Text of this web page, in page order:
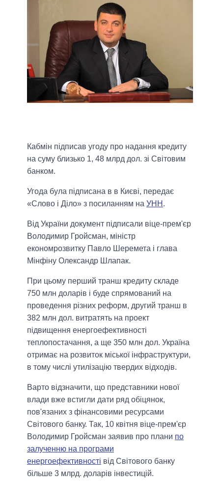
Кабмін підписав угоду про надання кредиту
на суму близько 1, 48 млрд дол. зі Світовим
банком.
Угода була підписана в в Києві, передає
«Слово і Діло» з посиланням на УНН .
Від України документ підписали віце-прем'єр
Володимир Гройсман, міністр
економрозвитку Павло Шеремета і глава
Мінфіну Олександр Шлапак.
При цьому перший транш кредиту складе
750 млн доларів і буде спрямований на
проведення різних реформ, другий транш в
382 млн дол. витратять на проект
підвищення енергоефективності
теплопостачання, а ще 350 млн дол. Україна
отримає на розвиток міської інфраструктури,
в тому числі утилізацію твердих відходів.
Варто відзначити, що представники нової
влади вже встигли дати ряд обіцянок,
пов'язаних з фінансовими ресурсами
Світового банку. Так, 10 квітня віце-прем'єр
Володимир Гройсман заявив про плани по
залученню на програми
енергоефективності від Світового банку
більше 3 млрд. доларів інвестицій.